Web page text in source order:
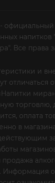
официальный
напитков
Все права
и
отличаться
торговлю,
оплата
в
продажа
Информация